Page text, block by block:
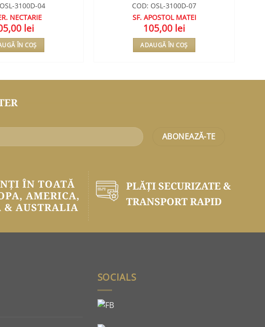
3100D-04
NECTARIE
lei
ÎN COȘ
COD: OSL-3100D-07
SF. APOSTOL MATEI
105,00 lei
ADAUGĂ ÎN COȘ
ÎN TOATĂ
AMERICA,
& AUSTRALIA
PLĂŢI SECURIZATE &
TRANSPORT RAPID
SOCIALS